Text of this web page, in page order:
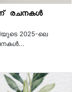
രചനകൾ
2025-ലെ